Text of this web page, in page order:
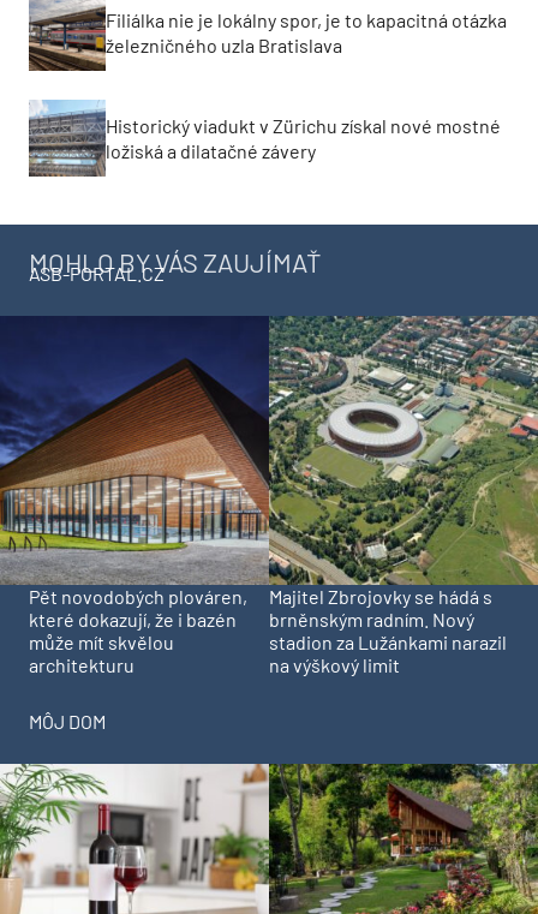
Filiálka nie je lokálny spor, je to kapacitná otázka
železničného uzla Bratislava
Historický viadukt v Zürichu získal nové mostné
ložiská a dilatačné závery
MOHLO BY VÁS ZAUJÍMAŤ
ASB-PORTAL.CZ
Pět novodobých plováren,
které dokazují, že i bazén
může mít skvělou
architekturu
Majitel Zbrojovky se hádá s
brněnským radním. Nový
stadion za Lužánkami narazil
na výškový limit
MÔJ DOM